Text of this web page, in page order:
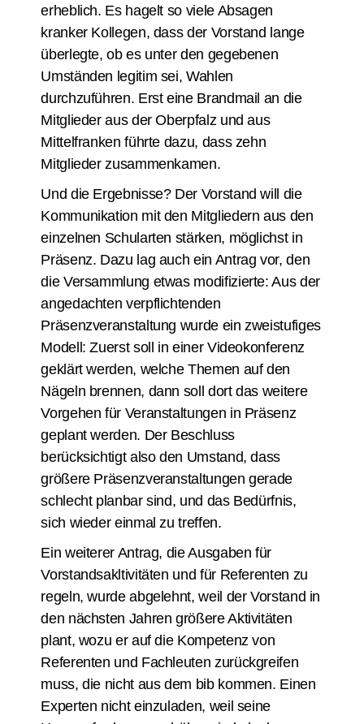
erheblich. Es hagelt so viele Absagen
kranker Kollegen, dass der Vorstand lange
überlegte, ob es unter den gegebenen
Umständen legitim sei, Wahlen
durchzuführen. Erst eine Brandmail an die
Mitglieder aus der Oberpfalz und aus
Mittelfranken führte dazu, dass zehn
Mitglieder zusammenkamen.
Und die Ergebnisse? Der Vorstand will die
Kommunikation mit den Mitgliedern aus den
einzelnen Schularten stärken, möglichst in
Präsenz. Dazu lag auch ein Antrag vor, den
die Versammlung etwas modifizierte: Aus der
angedachten verpflichtenden
Präsenzveranstaltung wurde ein zweistufiges
Modell: Zuerst soll in einer Videokonferenz
geklärt werden, welche Themen auf den
Nägeln brennen, dann soll dort das weitere
Vorgehen für Veranstaltungen in Präsenz
geplant werden. Der Beschluss
berücksichtigt also den Umstand, dass
größere Präsenzveranstaltungen gerade
schlecht planbar sind, und das Bedürfnis,
sich wieder einmal zu treffen.
Ein weiterer Antrag, die Ausgaben für
Vorstandsakltivitäten und für Referenten zu
regeln, wurde abgelehnt, weil der Vorstand in
den nächsten Jahren größere Aktivitäten
plant, wozu er auf die Kompetenz von
Referenten und Fachleuten zurückgreifen
muss, die nicht aus dem bib kommen. Einen
Experten nicht einzuladen, weil seine